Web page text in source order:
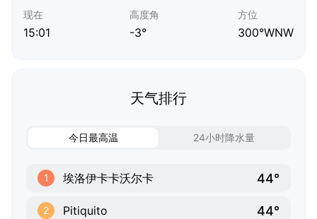
现在
15:01
高度角
-3°
方位
300°WNW
天气排行
今日最高温 24小时降水量
1 埃洛伊卡卡沃尔卡 44°
2 Pitiquito 44°